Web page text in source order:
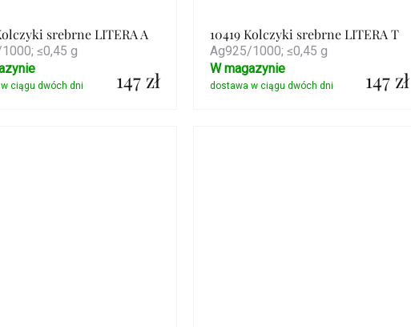
srebrne LITERA A
≤0,45 g
147 zł
10419 Kolczyki srebrne LITERA T
Ag925/1000; ≤0,45 g
147 zł
W magazynie